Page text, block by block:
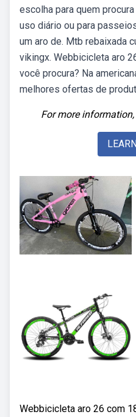
escolha para quem
uso diário ou para
um aro de. Mtb rebaixada
vikingx. Webbicicleta aro
você procura? Na
melhores ofertas de
For more
Webbicicleta aro 26 com